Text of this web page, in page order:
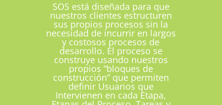
SOS está diseñada para que
nuestros clientes estructuren
sus propios procesos sin la
necesidad de incurrir en largos
y costosos procesos de
desarrollo. El proceso se
construye usando nuestros
propios “bloques de
construcción” que permiten
definir Usuarios que
Intervienen en cada Etapa,